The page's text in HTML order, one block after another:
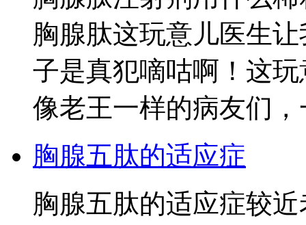
胸腺肽这玩意儿医生
子是真犯嘀咕啊！这
像老王一样的病友们，
胸腺五肽的适应症
胸腺五肽的适应症较